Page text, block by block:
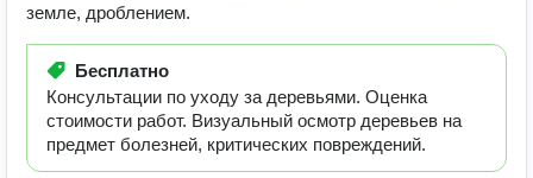
земле, дроблением.
Бесплатно
Консультации по уходу за деревьями. Оценка
стоимости работ. Визуальный осмотр деревьев на
предмет болезней, критических повреждений.